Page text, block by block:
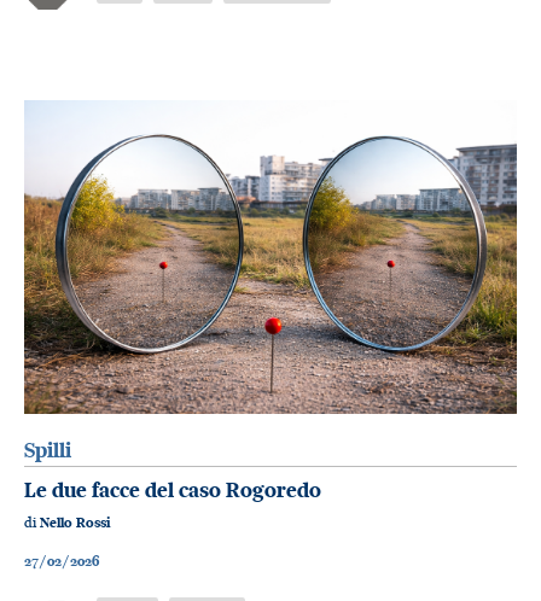
Spilli
Le due facce del caso Rogoredo
diNello Rossi
27/02/2026